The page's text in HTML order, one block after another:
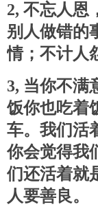
2, 不忘人恩
别人做错的
情；不计人
3, 当你不满
饭你也吃着
车。我们活
你会觉得我
们还活着就
人要善良。